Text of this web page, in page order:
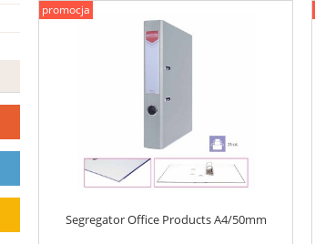
Segregator Office Products A4/50mm
promocja